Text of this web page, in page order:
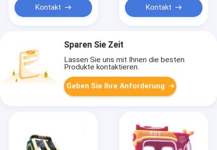
Kontakt Kontakt
Sparen Sie Zeit
Lassen Sie uns mit Ihnen die besten
Produkte kontaktieren.
Geben Sie Ihre Anforderung